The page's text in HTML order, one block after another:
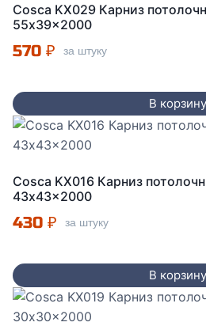
Cosca KX029 Карниз
55x39x2000
570 ₽ за штуку
В корзину
Cosca KX016 Карниз
43x43x2000
430 ₽ за штуку
В корзину